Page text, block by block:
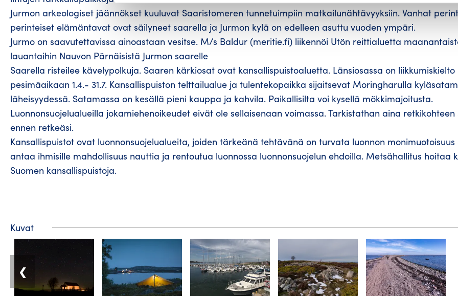
Jurmon arkeologiset jäännökset kuuluvat Saaristomeren tunnetuimpiin matkailunähtävyyksiin. Vanhat
perinteiset elämäntavat ovat säilyneet saarella ja Jurmon kylä on edelleen asuttu vuoden ympäri.
Jurmo on saavutettavissa ainoastaan vesitse. M/s Baldur (meritie.fi) liikennöi Utön reittialuetta
lauantaihin Nauvon Pärnäisistä Jurmon saarelle
Saarella risteilee kävelypolkuja. Saaren kärkiosat ovat kansallispuistoaluetta. Länsiosassa on liikkumiskielto
pesimäaikaan 1.4.- 31.7. Kansallispuiston telttailualue ja tulentekopaikka sijaitsevat Moringharulla
läheisyydessä. Satamassa on kesällä pieni kauppa ja kahvila. Paikallisilta voi kysellä mökkimajoitusta.
Luonnonsuojelualueilla jokamiehenoikeudet eivät ole sellaisenaan voimassa. Tarkistathan aina
ennen retkeäsi.
Kansallispuistot ovat luonnonsuojelualueita, joiden tärkeänä tehtävänä on turvata luonnon monimuotoisuus
antaa ihmisille mahdollisuus nauttia ja rentoutua luonnossa luonnonsuojelun ehdoilla. Metsähallitus hoitaa
Suomen kansallispuistoja.
Kuvat
❮